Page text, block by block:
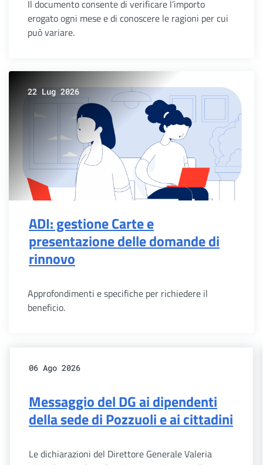
Il documento consente di verificare l’importo
erogato ogni mese e di conoscere le ragioni per cui
può variare.
22 Lug 2026
ADI: gestione Carte e
presentazione delle domande di
rinnovo
Approfondimenti e specifiche per richiedere il
beneficio.
06 Ago 2026
Messaggio del DG ai dipendenti
della sede di Pozzuoli e ai cittadini
Le dichiarazioni del Direttore Generale Valeria